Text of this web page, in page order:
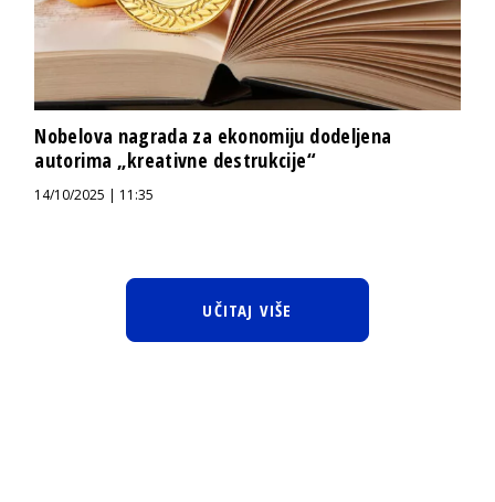
Nobelova nagrada za ekonomiju dodeljena
autorima „kreativne destrukcije“
14/10/2025 | 11:35
UČITAJ VIŠE